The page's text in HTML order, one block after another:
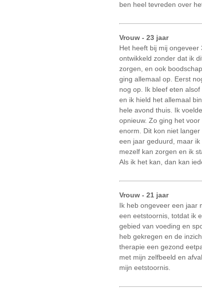
ben heel tevreden over
Vrouw - 23 jaar
Het heeft bij mij
ontwikkeld zonder dat ik
zorgen, en ook
ging allemaal op. Eerst
nog op. Ik bleef eten
en ik hield het allemaal
hele avond thuis. Ik
opnieuw. Zo ging het
enorm. Dit kon niet
een jaar geduurd, maar
mezelf kan zorgen en ik
Als ik het kan, dan kan
Vrouw - 21 jaar
Ik heb ongeveer een jaar
een eetstoornis, totdat ik
gebied van voeding en
heb gekregen en de
therapie een gezond
met mijn zelfbeeld en
mijn eetstoornis.